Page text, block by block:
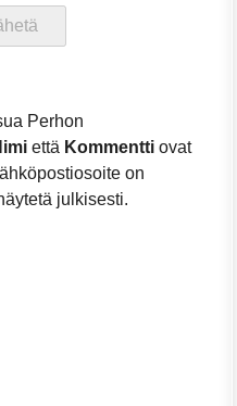
Perhon
että Kommentti ovat
on
julkisesti.